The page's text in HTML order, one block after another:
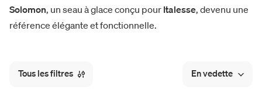
Solomon, un seau à glace conçu pour Italesse, devenu une
référence élégante et fonctionnelle.
Tous les filtres En vedette